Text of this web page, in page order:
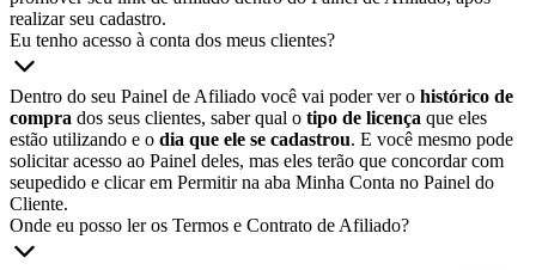
realizar seu cadastro.
Eu tenho acesso à conta dos meus clientes?
Dentro do seu Painel de Afiliado você vai poder ver o histórico de
compra dos seus clientes, saber qual o tipo de licença que eles
estão utilizando e o dia que ele se cadastrou. E você mesmo pode
solicitar acesso ao Painel deles, mas eles terão que concordar com
seupedido e clicar em Permitir na aba Minha Conta no Painel do
Cliente.
Onde eu posso ler os Termos e Contrato de Afiliado?